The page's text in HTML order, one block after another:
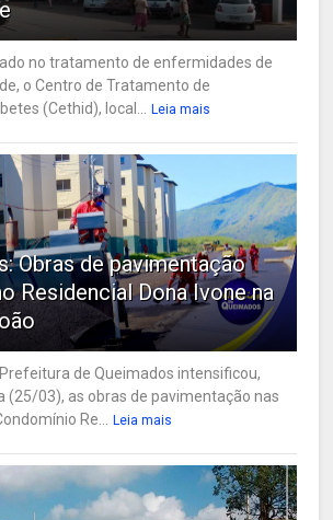
no tratamento de enfermidades de
o Centro de Tratamento de
(Cethid), local...
Leia mais
Obras de pavimentação
Residencial Dona Ivone na
de Queimados intensificou,
(25/03), as obras de pavimentação nas
Re...
Leia mais